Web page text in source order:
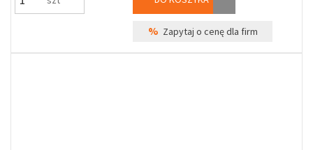
% Zapytaj o cenę dla firm